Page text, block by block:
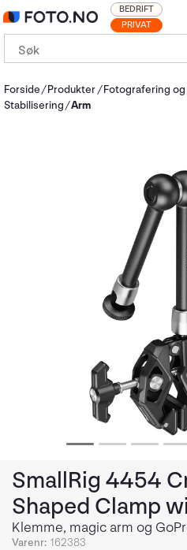
PRIVAT
BEDRIFT
Forside Produkter Fotografering
Stabilisering
Arm
SmallRig 4454
Shaped Clamp
Klemme, magic arm og
Varenr: 162383